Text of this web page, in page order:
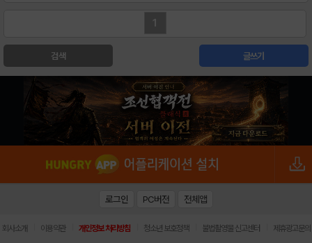
1
검색 글쓰기
로그인 PC버전 전체앱
회사소개 이용약관 개인정보 처리방침 청소년 보호정책 불법촬영물 신고센터 제휴광고문의